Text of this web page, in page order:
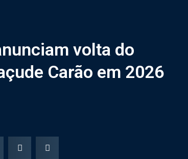
volta do
Carão em 2026